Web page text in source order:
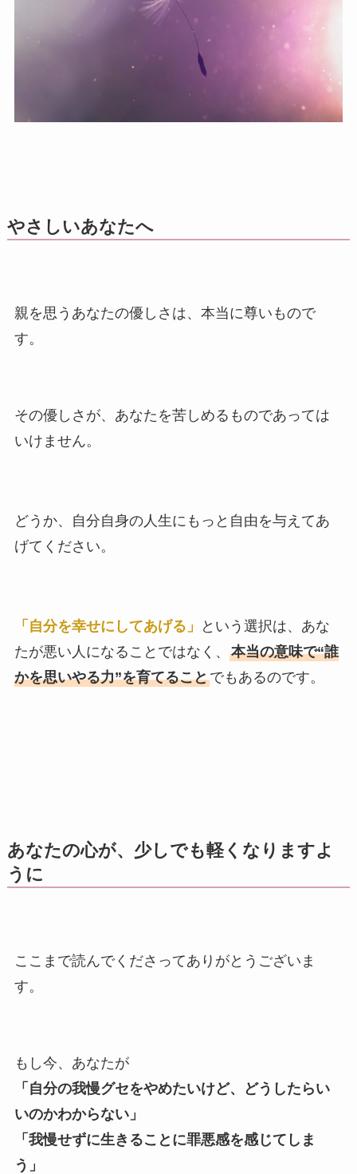
やさしいあなたへ
親を思うあなたの優しさは、本当に尊いもので
す。
その優しさが、あなたを苦しめるものであっては
いけません。
どうか、自分自身の人生にもっと自由を与えてあ
げてください。
「自分を幸せにしてあげる」
という選択は、あな
たが悪い人になることではなく、 本当の意味で“誰
かを思いやる力”を育てることでもあるのです。
あなたの心が、少しでも軽くなりますよ
うに
ここまで読んでくださってありがとうございま
す。
もし今、あなたが
「自分の我慢グセをやめたいけど、どうしたらい
いのかわからない」
「我慢せずに生きることに罪悪感を感じてしま
う」